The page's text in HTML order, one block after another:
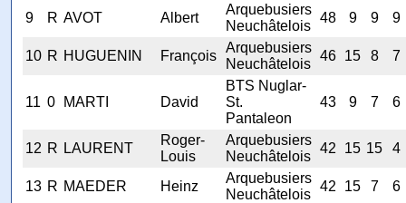
9 R AVOT Albert
Arquebusiers
Neuchâtelois
48 9 9 9
10 R HUGUENIN François
Arquebusiers
Neuchâtelois
46 15 8 7
11 0 MARTI David
BTS Nuglar-
St.
Pantaleon
43 9 7 6
12 R LAURENT
Roger-
Louis
Arquebusiers
Neuchâtelois
42 15 15 4
13 R MAEDER Heinz
Arquebusiers
Neuchâtelois
42 15 7 6